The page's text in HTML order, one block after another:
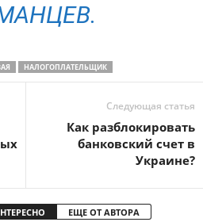
НАЛОГОПЛАТЕЛЬЩИК
Следующая статья
Как разблокировать
банковский счет в
Украине?
ЕЩЕ ОТ АВТОРА